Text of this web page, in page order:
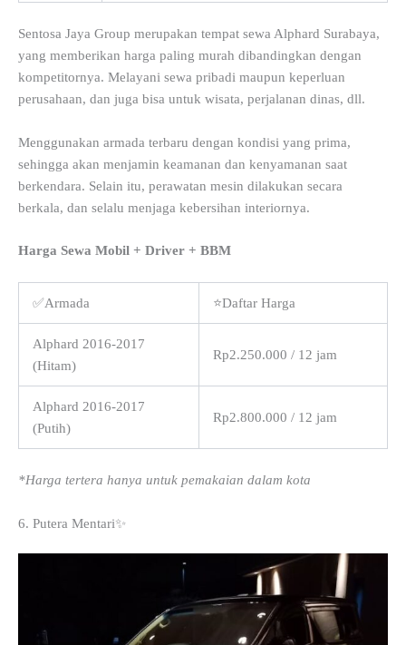
Sentosa Jaya Group merupakan tempat sewa Alphard Surabaya,
yang memberikan harga paling murah dibandingkan dengan
kompetitornya. Melayani sewa pribadi maupun keperluan
perusahaan, dan juga bisa untuk wisata, perjalanan dinas, dll.
Menggunakan armada terbaru dengan kondisi yang prima,
sehingga akan menjamin keamanan dan kenyamanan saat
berkendara. Selain itu, perawatan mesin dilakukan secara
berkala, dan selalu menjaga kebersihan interiornya.
Harga Sewa Mobil + Driver + BBM
✅Armada ⭐Daftar Harga
Alphard 2016-2017
(Hitam)
Rp2.250.000 / 12 jam
Alphard 2016-2017
(Putih)
Rp2.800.000 / 12 jam
*Harga tertera hanya untuk pemakaian dalam kota
6. Putera Mentari✨